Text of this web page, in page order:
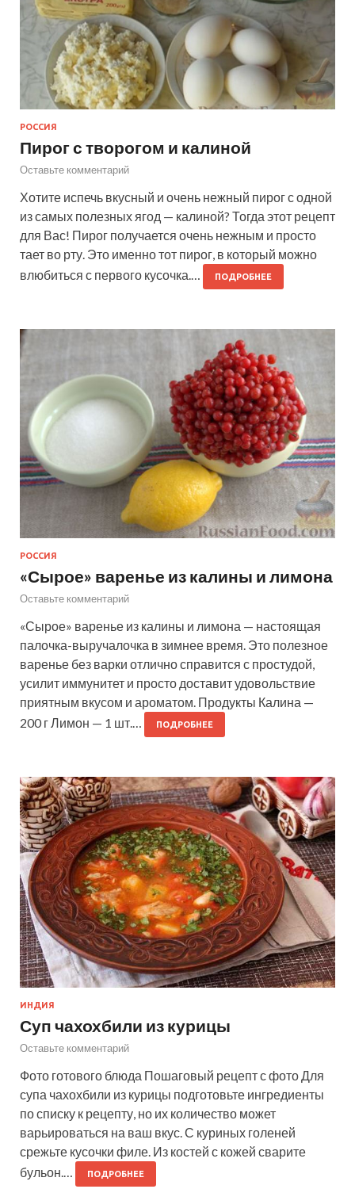
РОССИЯ
Пирог с творогом и калиной
Оставьте комментарий
Хотите испечь вкусный и очень нежный пирог с одной
из самых полезных ягод — калиной? Тогда этот рецепт
для Вас! Пирог получается очень нежным и просто
тает во рту. Это именно тот пирог, в который можно
влюбиться с первого кусочка.…
ПОДРОБНЕЕ
РОССИЯ
«Сырое» варенье из калины и лимона
Оставьте комментарий
«Сырое» варенье из калины и лимона — настоящая
палочка-выручалочка в зимнее время. Это полезное
варенье без варки отлично справится с простудой,
усилит иммунитет и просто доставит удовольствие
приятным вкусом и ароматом. Продукты Калина —
200 г Лимон — 1 шт.…
ПОДРОБНЕЕ
ИНДИЯ
Суп чахохбили из курицы
Оставьте комментарий
Фото готового блюда Пошаговый рецепт с фото Для
супа чахохбили из курицы подготовьте ингредиенты
по списку к рецепту, но их количество может
варьироваться на ваш вкус. С куриных голеней
срежьте кусочки филе. Из костей с кожей сварите
бульон.…
ПОДРОБНЕЕ